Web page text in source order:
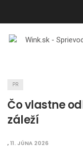
PR
Čo vlastne
záleží
,11. JÚNA 2026